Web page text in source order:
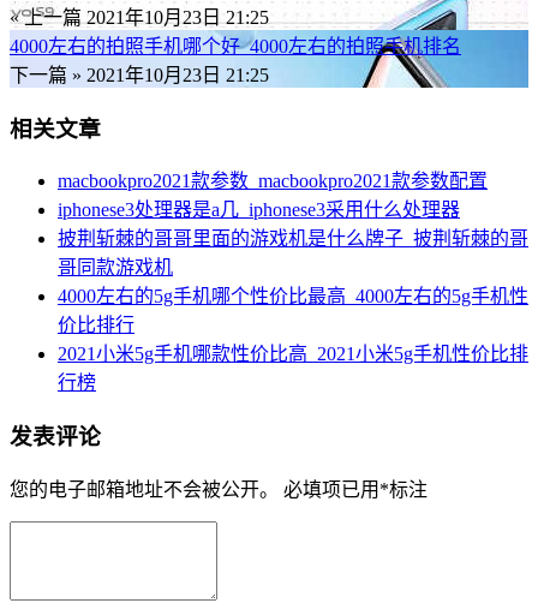
« 上一篇 2021年10月23日 21:25
4000左右的拍照手机哪个好_4000左右的拍照手机排名
下一篇 » 2021年10月23日 21:25
相关文章
macbookpro2021款参数_macbookpro2021款参数配置
iphonese3处理器是a几_iphonese3采用什么处理器
披荆斩棘的哥哥里面的游戏机是什么牌子_披荆斩棘的哥
哥同款游戏机
4000左右的5g手机哪个性价比最高_4000左右的5g手机性
价比排行
2021小米5g手机哪款性价比高_2021小米5g手机性价比排
行榜
发表评论
您的电子邮箱地址不会被公开。 必填项已用 *标注